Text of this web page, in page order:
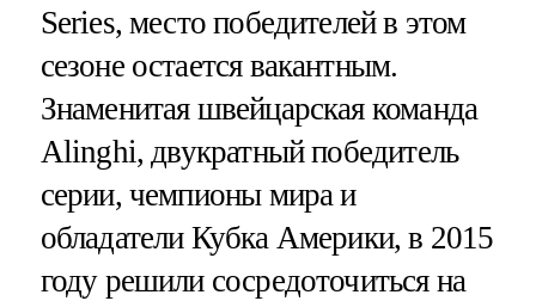
Series, место победителей в этом
сезоне остается вакантным.
Знаменитая швейцарская команда
Alinghi, двукратный победитель
серии, чемпионы мира и
обладатели Кубка Америки, в 2015
году решили сосредоточиться на